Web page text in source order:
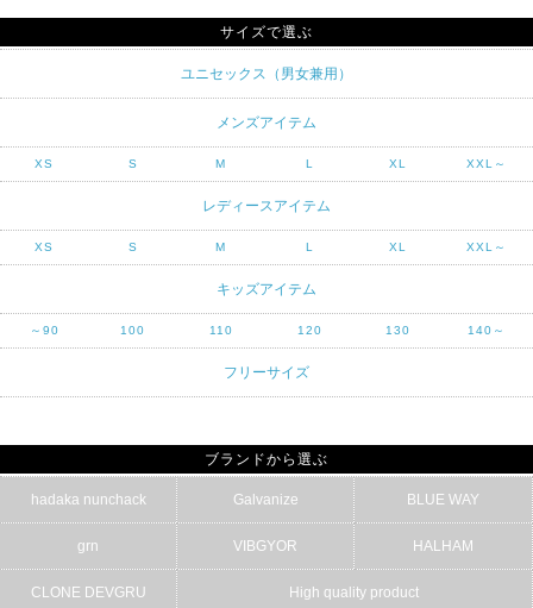
サイズで選ぶ
ユニセックス（男女兼用）
メンズアイテム
XS S M L XL XXL～
レディースアイテム
XS S M L XL XXL～
キッズアイテム
～90 100 110 120 130 140～
フリーサイズ
ブランドから選ぶ
hadaka nunchack Galvanize BLUE WAY
grn VIBGYOR HALHAM
CLONE DEVGRU High quality product